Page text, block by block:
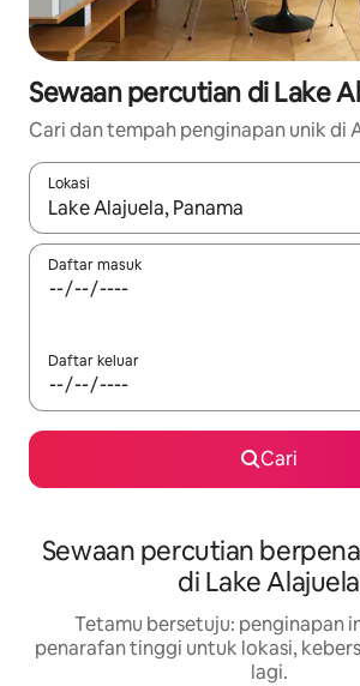
Sewaan percutian di Lake
Cari dan tempah penginapan unik di
Lokasi
Apabila hasil tersedia, navigasi
Daftar masuk
Daftar keluar
Cari
Sewaan percutian
di Lake Alajuela
Tetamu bersetuju: penginapan
penarafan tinggi untuk lokasi,
lagi.